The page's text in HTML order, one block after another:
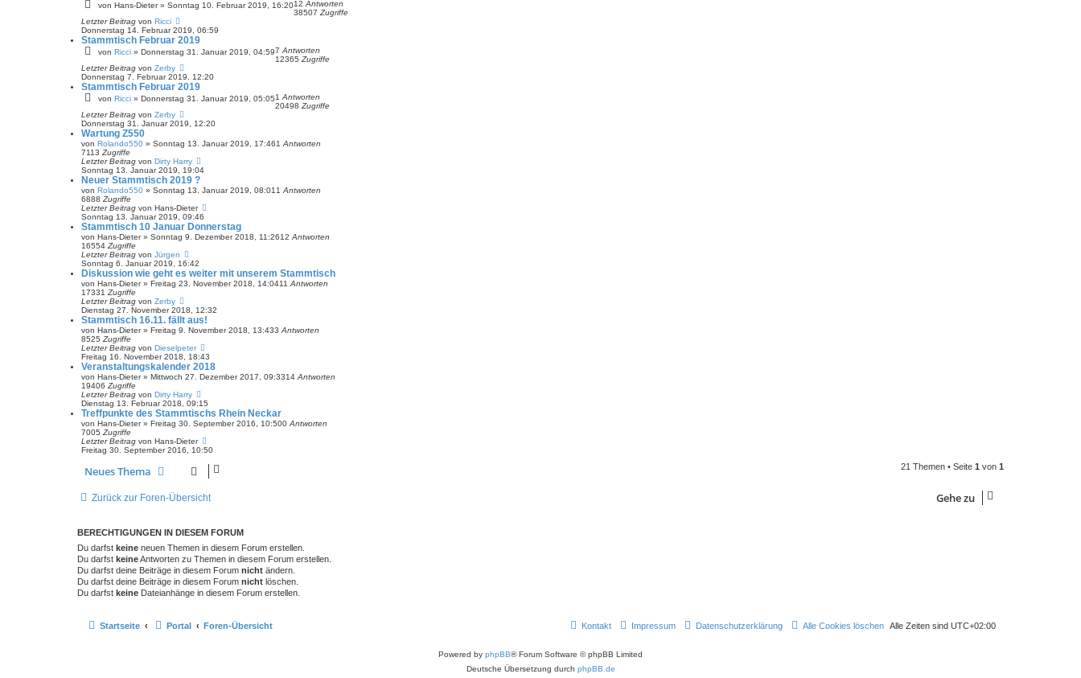
von Hans-Dieter» Sonntag 10. Februar 2019, 16:2012 Antworten
38507 Zugriffe
Letzter Beitrag von Ricci
Donnerstag 14. Februar 2019, 06:59
Stammtisch Februar 2019
von Ricci » Donnerstag 31. Januar 2019, 04:597 Antworten
12365 Zugriffe
Letzter Beitrag von Zerby
Donnerstag 7. Februar 2019, 12:20
Stammtisch Februar 2019
von Ricci » Donnerstag 31. Januar 2019, 05:051 Antworten
20498 Zugriffe
Letzter Beitrag von Zerby
Donnerstag 31. Januar 2019, 12:20
Wartung Z550
von Rolando550 » Sonntag 13. Januar 2019, 17:461 Antworten
7113 Zugriffe
Letzter Beitrag von Dirty Harry
Sonntag 13. Januar 2019, 19:04
Neuer Stammtisch 2019 ?
von Rolando550 » Sonntag 13. Januar 2019, 08:01 1 Antworten
6888 Zugriffe
Letzter Beitrag von Hans-Dieter
Sonntag 13. Januar 2019, 09:46
Stammtisch 10 Januar Donnerstag
von Hans-Dieter» Sonntag 9. Dezember 2018, 11:2612 Antworten
16554 Zugriffe
Letzter Beitrag von Jürgen
Sonntag 6. Januar 2019, 16:42
Diskussion wie geht es weiter mit unserem Stammtisch
von Hans-Dieter» Freitag 23. November 2018, 14:0411 Antworten
17331 Zugriffe
Letzter Beitrag von Zerby
Dienstag 27. November 2018, 12:32
Stammtisch 16.11. fällt aus!
von Hans-Dieter» Freitag 9. November 2018, 13:433 Antworten
8525 Zugriffe
Letzter Beitrag von Dieselpeter
Freitag 16. November 2018, 18:43
Veranstaltungskalender 2018
von Hans-Dieter» Mittwoch 27. Dezember 2017, 09:3314 Antworten
19406 Zugriffe
Letzter Beitrag von Dirty Harry
Dienstag 13. Februar 2018, 09:15
Treffpunkte des Stammtischs Rhein Neckar
von Hans-Dieter» Freitag 30. September 2016, 10:500 Antworten
7005 Zugriffe
Letzter Beitrag von Hans-Dieter
Freitag 30. September 2016, 10:50
Neues Thema 21 Themen • Seite 1 von 1
Zurück zur Foren-Übersicht Gehe zu
BERECHTIGUNGEN IN DIESEM FORUM
Du darfst keine neuen Themen in diesem Forum erstellen.
Du darfst keineAntworten zu Themen in diesem Forum erstellen.
Du darfst deine Beiträge in diesem Forum nicht ändern.
Du darfst deine Beiträge in diesem Forum nicht löschen.
Du darfst keine Dateianhänge in diesem Forum erstellen.
Startseite Portal Foren-Übersicht Alle Zeiten sind UTC+02:00
Alle Cookies löschen
Datenschutzerklärung
Impressum
Kontakt
Powered by phpBB® Forum Software © phpBB Limited
Deutsche Übersetzung durch phpBB.de